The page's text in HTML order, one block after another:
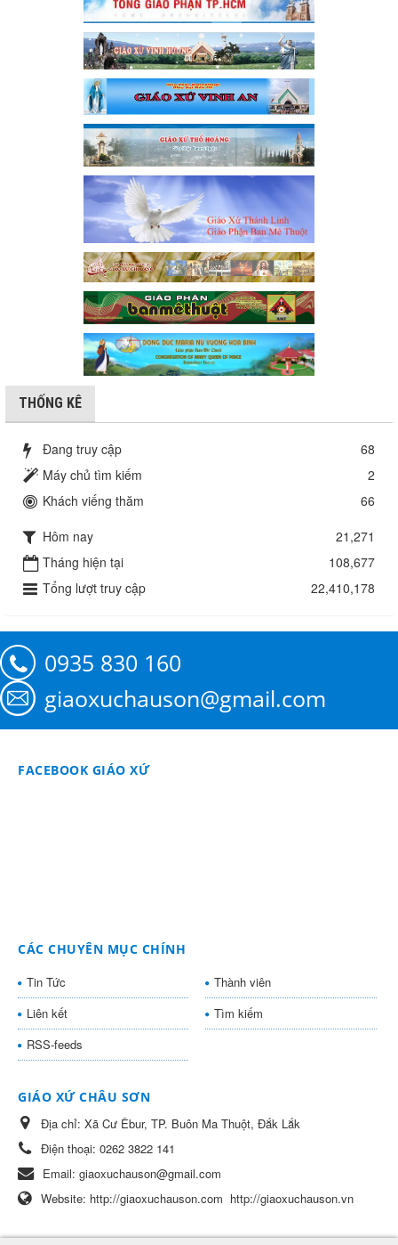
THỐNG KÊ
Đang truy cập
68
Máy chủ tìm kiếm
2
Khách viếng thăm
66
Hôm nay
21,271
Tháng hiện tại
108,677
Tổng lượt truy cập
22,410,178
0935 830 160
giaoxuchauson@gmail.com
FACEBOOK GIÁO XỨ
CÁC CHUYÊN MỤC CHÍNH
Tin Tức
Thành viên
Liên kết
Tìm kiếm
RSS-feeds
GIÁO XỨ CHÂU SƠN
Địa chỉ: Xã Cư Êbur, TP. Buôn Ma Thuột, Đắk Lắk
Điện thoại: 0262 3822 141
Email: giaoxuchauson@gmail.com
Website: http://giaoxuchauson.com http://giaoxuchauson.vn